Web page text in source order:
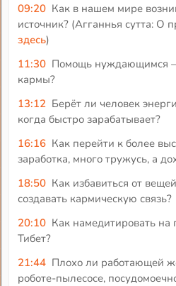
09:20 Как в нашем мире
источник? (Агганнья сутта: О
здесь)
11:30 Помощь нуждающимся
кармы?
13:12 Берёт ли человек
когда быстро зарабатывает?
16:16 Как перейти к более
заработка, много тружусь, а
18:50 Как избавиться от
создавать кармическую связь?
20:10 Как намедитировать на
Тибет?
21:44 Плохо ли работающей
роботе-пылесосе,